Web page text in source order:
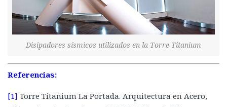
Disipadores sísmicos utilizados en la Torre Titanium
Referencias:
[1] Torre Titanium La Portada. Arquitectura en Acero,